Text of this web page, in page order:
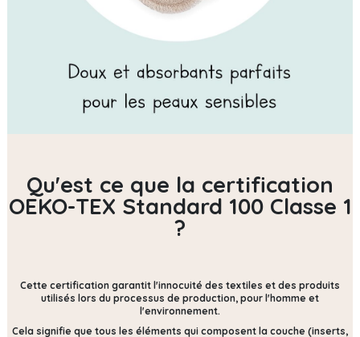
Qu'est ce que la certification
OEKO-TEX Standard 100 Classe 1
?
Cette certification garantit l'innocuité des textiles et des produits
utilisés lors du processus de production, pour l'homme et
l'environnement.
Cela signifie que tous les éléments qui composent la couche (inserts,